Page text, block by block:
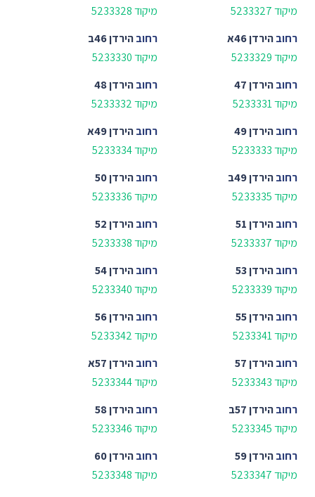
מיקוד 5233327
מיקוד 5233328
רחובהירדן 46א
מיקוד 5233329
רחובהירדן 46ב
מיקוד 5233330
רחובהירדן 47
מיקוד 5233331
רחובהירדן 48
מיקוד 5233332
רחובהירדן 49
מיקוד 5233333
רחובהירדן 49א
מיקוד 5233334
רחובהירדן 49ב
מיקוד 5233335
רחובהירדן 50
מיקוד 5233336
רחובהירדן 51
מיקוד 5233337
רחובהירדן 52
מיקוד 5233338
רחובהירדן 53
מיקוד 5233339
רחובהירדן 54
מיקוד 5233340
רחובהירדן 55
מיקוד 5233341
רחובהירדן 56
מיקוד 5233342
רחובהירדן 57
מיקוד 5233343
רחובהירדן 57א
מיקוד 5233344
רחובהירדן 57ב
מיקוד 5233345
רחובהירדן 58
מיקוד 5233346
רחובהירדן 59
מיקוד 5233347
רחובהירדן 60
מיקוד 5233348